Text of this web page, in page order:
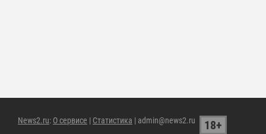
News2.ru: О сервисе | Статистика | admin@news2.ru 18+